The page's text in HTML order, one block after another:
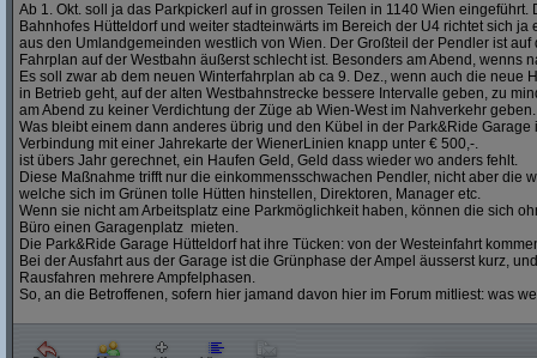
Ab 1. Okt. soll ja das Parkpickerl auf in grossen Teilen in 1140 Wien
Bahnhofes Hütteldorf und weiter stadteinwärts im Bereich der U4 richtet sich
aus den Umlandgemeinden westlich von Wien. Der Großteil der Pendler ist
Fahrplan auf der Westbahn äußerst schlecht ist. Besonders am Abend, wenns
Es soll zwar ab dem neuen Winterfahrplan ab ca 9. Dez., wenn auch die neue
in Betrieb geht, auf der alten Westbahnstrecke bessere Intervalle geben, zu
am Abend zu keiner Verdichtung der Züge ab Wien-West im Nahverkehr geben.
Was bleibt einem dann anderes übrig und den Kübel in der Park&Ride Garage
Verbindung mit einer Jahrekarte der WienerLinien knapp unter € 500,-.
ist übers Jahr gerechnet, ein Haufen Geld, Geld dass wieder wo anders fehlt.
Diese Maßnahme trifft nur die einkommensschwachen Pendler, nicht aber die
welche sich im Grünen tolle Hütten hinstellen, Direktoren, Manager etc.
Wenn sie nicht am Arbeitsplatz eine Parkmöglichkeit haben, können die sich
Büro einen Garagenplatz mieten.
Die Park&Ride Garage Hütteldorf hat ihre Tücken: von der Westeinfahrt
Bei der Ausfahrt aus der Garage ist die Grünphase der Ampel äusserst kurz,
Rausfahren mehrere Ampfelphasen.
So, an die Betroffenen, sofern hier jamand davon hier im Forum mitliest: was